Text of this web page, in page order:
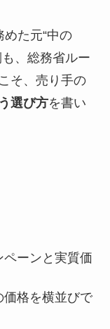
た元“中の
、総務省ルー
そ、売り手の
選び方を書い
ーンと実質価
格を横並びで